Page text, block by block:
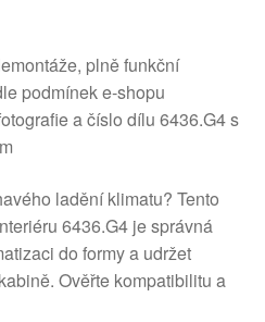
plně funkční
podmínek e‑shopu
a číslo dílu 6436.G4 s
ladění klimatu? Tento
6436.G4 je správná
do formy a udržet
Ověřte kompatibilitu a